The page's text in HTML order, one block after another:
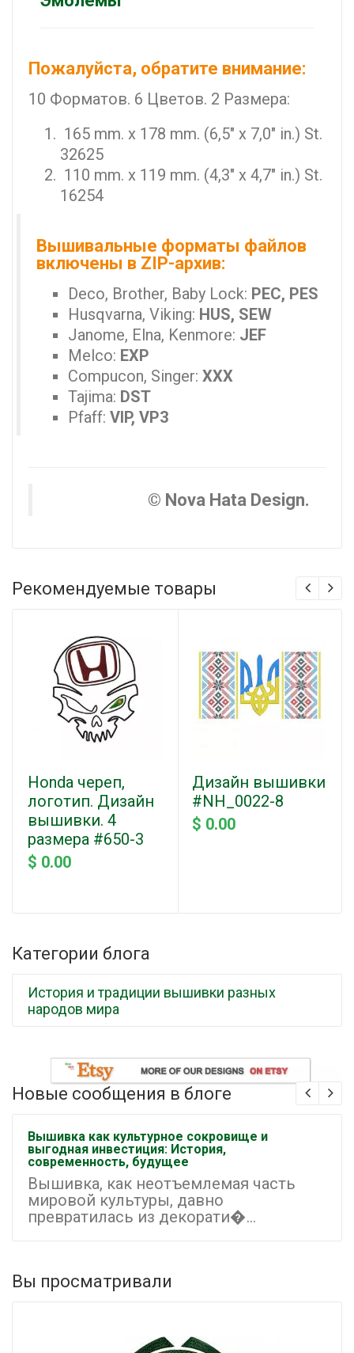
Пожалуйста, обратите внимание:
10 Форматов. 6 Цветов. 2 Размера:
165 mm. x 178 mm. (6,5" x 7,0" in.) St.
32625
110 mm. x 119 mm. (4,3" x 4,7" in.) St.
16254
Вышивальные форматы файлов
включены в ZIP-архив:
Deco, Brother, Baby Lock: PEC, PES
Husqvarna, Viking: HUS, SEW
Janome, Elna, Kenmore: JEF
Melco: EXP
Compucon, Singer: XXX
Tajima: DST
Pfaff: VIP, VP3
© Nova Hata Design.
Рекомендуемые товары
Honda череп,
логотип. Дизайн
вышивки. 4
размера #650-3
$ 0.00
Дизайн вышивки
#NH_0022-8
$ 0.00
Категории блога
История и традиции вышивки разных
народов мира
Новые сообщения в блоге
Вышивка как культурное сокровище и
выгодная инвестиция: История,
современность, будущее
Вышивка, как неотъемлемая часть
мировой культуры, давно
превратилась из декорати�...
Вы просматривали